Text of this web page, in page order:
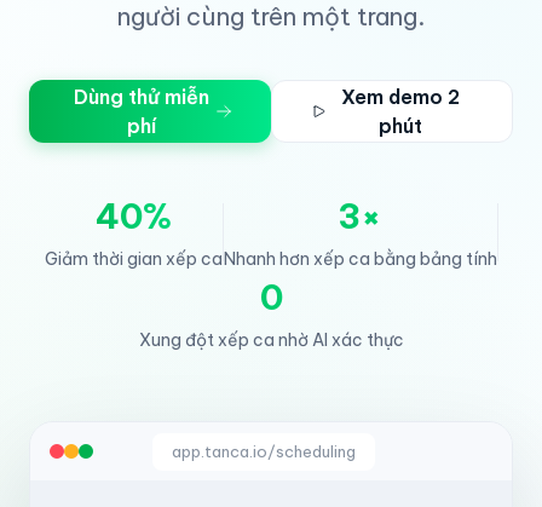
người cùng trên một trang.
Dùng thử miễn
phí
Xem demo 2
phút
40%
Giảm thời gian xếp ca
3×
Nhanh hơn xếp ca bằng bảng tính
0
Xung đột xếp ca nhờ AI xác thực
app.tanca.io/scheduling